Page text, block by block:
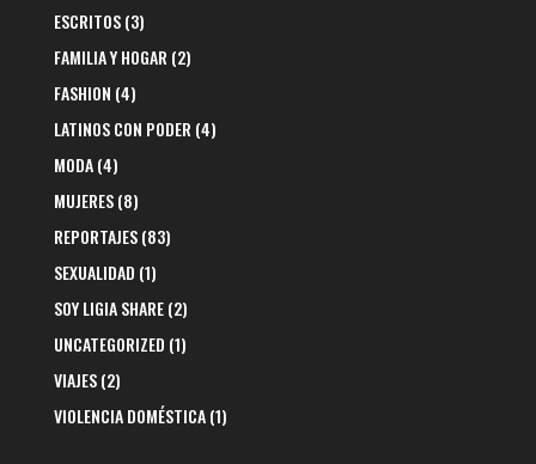
ESCRITOS(3)
FAMILIA Y HOGAR (2)
FASHION (4)
LATINOS CON PODER (4)
MODA(4)
MUJERES(8)
REPORTAJES(83)
SEXUALIDAD (1)
SOY LIGIA SHARE(2)
UNCATEGORIZED (1)
VIAJES(2)
VIOLENCIA DOMÉSTICA(1)